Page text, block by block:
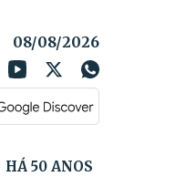
08/08/2026
HÁ 50 ANOS